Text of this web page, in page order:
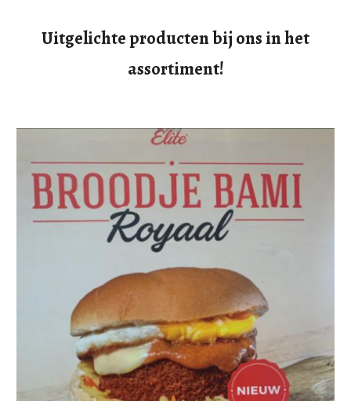
Uitgelichte producten bij ons in het
assortiment!